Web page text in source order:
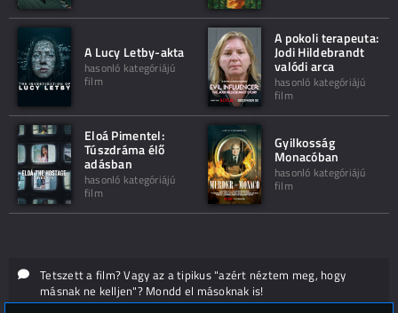
A Lucy Letby-akta
hasonló kategóriájú
film
A pokoli terapeuta:
Jodi Hildebrandt
valódi arca
hasonló kategóriájú
film
Eloá Pimentel:
Túszdráma élő
adásban
hasonló kategóriájú
film
Gyilkosság
Monacóban
hasonló kategóriájú
film
Tetszett a film? Vagy az a tipikus "azért néztem meg, hogy
másnak ne kelljen"? Mondd el másoknak is!